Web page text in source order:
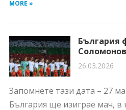
MORE »
България
26.03.2026
Запомнете тази дата – 27
България ще изиграе мач, в